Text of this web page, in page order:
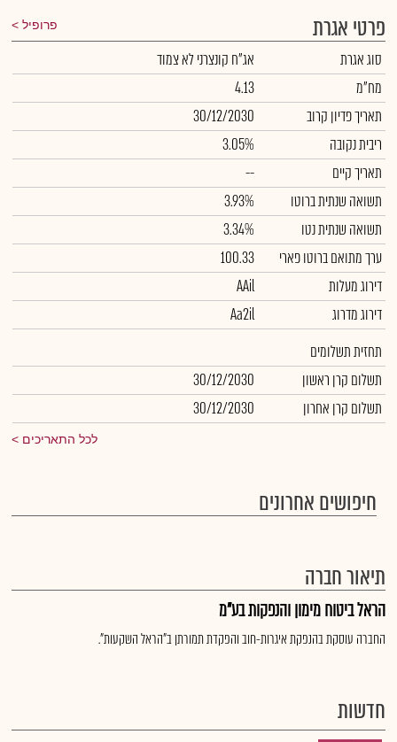
פרטי אגרת פרופיל
סוג אגרת
אג"ח קונצרני לא צמוד
מח"מ
4.13
תאריך פדיון קרוב
30/12/2030
ריבית נקובה
3.05%
תאריך קיים
--
תשואה שנתית ברוטו
3.93%
תשואה שנתית נטו
3.34%
ערך מתואם ברוטו פארי
100.33
דירוג מעלות
AAil
דירוג מדרוג
Aa2il
תחזית תשלומים
תשלום קרן ראשון
30/12/2030
תשלום קרן אחרון
30/12/2030
לכל התאריכים
חיפושים אחרונים
תיאור חברה
הראל ביטוח מימון והנפקות בע"מ
החברה עוסקת בהנפקת איגרות-חוב והפקדת תמורתן ב"הראל השקעות".
חדשות